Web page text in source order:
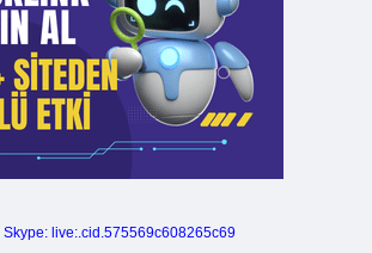
Skype: live:.cid.575569c608265c69